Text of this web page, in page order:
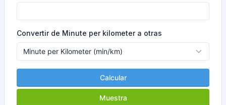
Convertir de Minute per kilometer a otras
Calcular
Muestra